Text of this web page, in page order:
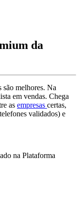
da
são melhores. Na
em vendas. Chega
as empresas certas,
validados) e
na Plataforma